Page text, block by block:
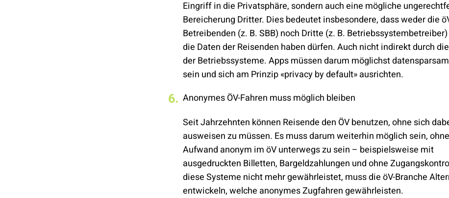
Eingriff in die Privatsphäre, sondern auch eine mögliche
Bereicherung Dritter. Dies bedeutet insbesondere, dass weder die
Betreibenden (z. B. SBB) noch Dritte (z. B.
die Daten der Reisenden haben dürfen. Auch nicht indirekt durch
der Betriebssysteme. Apps müssen darum möglichst
sein und sich am Prinzip «privacy by default» ausrichten.
Anonymes ÖV-Fahren muss möglich bleiben
Seit Jahrzehnten können Reisende den ÖV benutzen, ohne sich
ausweisen zu müssen. Es muss darum weiterhin möglich sein,
Aufwand anonym im öV unterwegs zu sein – beispielsweise mit
ausgedruckten Billetten, Bargeldzahlungen und ohne
diese Systeme nicht mehr gewährleistet, muss die öV-Branche
entwickeln, welche anonymes Zugfahren gewährleisten.